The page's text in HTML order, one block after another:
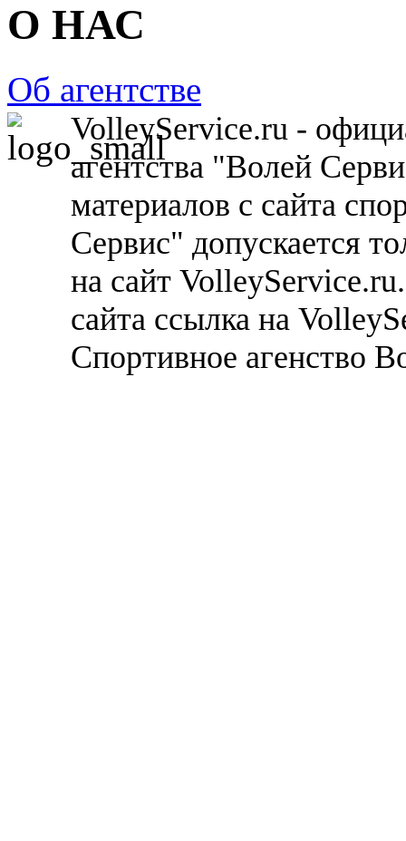
О НАС
Об агентстве
VolleyService.ru -
агентства "Волей
материалов с сайта
Сервис" допускается
на сайт
сайта ссылка на
Спортивное агенство